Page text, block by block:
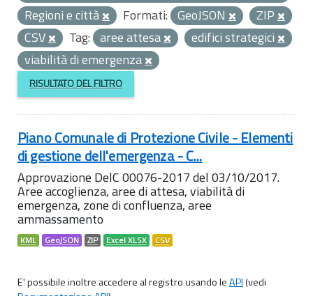
Regioni e città
Formati: GeoJSON
ZIP
CSV
Tag: aree attesa
edifici strategici
viabilità di emergenza
RISULTATO DEL FILTRO
Piano Comunale di Protezione Civile - Elementi
di gestione dell'emergenza - C...
Approvazione DelC 00076-2017 del 03/10/2017.
Aree accoglienza, aree di attesa, viabilità di
emergenza, zone di confluenza, aree
ammassamento
KML GeoJSON ZIP Excel XLSX CSV
E' possibile inoltre accedere al registro usando leAPI(vedi